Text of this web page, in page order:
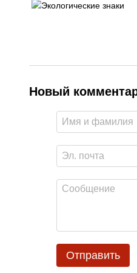
Новый
Отправить